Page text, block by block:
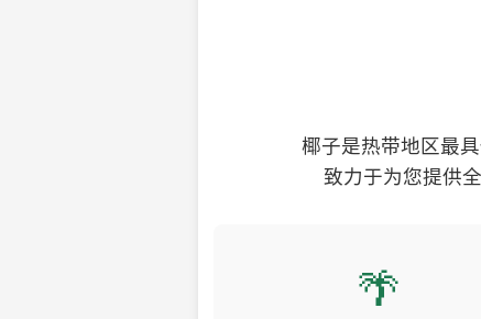
椰子是热带地区最
致力于为您提供
🌴